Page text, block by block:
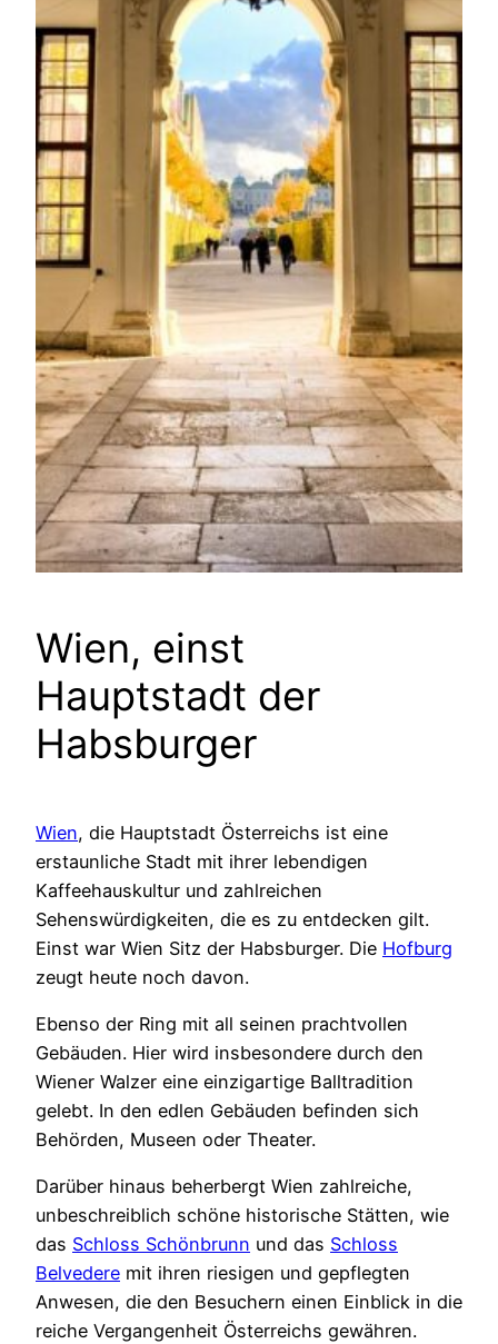
Wien, einst
Hauptstadt der
Habsburger
Wien, die Hauptstadt Österreichs ist eine
erstaunliche Stadt mit ihrer lebendigen
Kaffeehauskultur und zahlreichen
Sehenswürdigkeiten, die es zu entdecken gilt.
Einst war Wien Sitz der Habsburger. Die Hofburg
zeugt heute noch davon.
Ebenso der Ring mit all seinen prachtvollen
Gebäuden. Hier wird insbesondere durch den
Wiener Walzer eine einzigartige Balltradition
gelebt. In den edlen Gebäuden befinden sich
Behörden, Museen oder Theater.
Darüber hinaus beherbergt Wien zahlreiche,
unbeschreiblich schöne historische Stätten, wie
das Schloss Schönbrunn und das Schloss
Belvedere mit ihren riesigen und gepflegten
Anwesen, die den Besuchern einen Einblick in die
reiche Vergangenheit Österreichs gewähren.